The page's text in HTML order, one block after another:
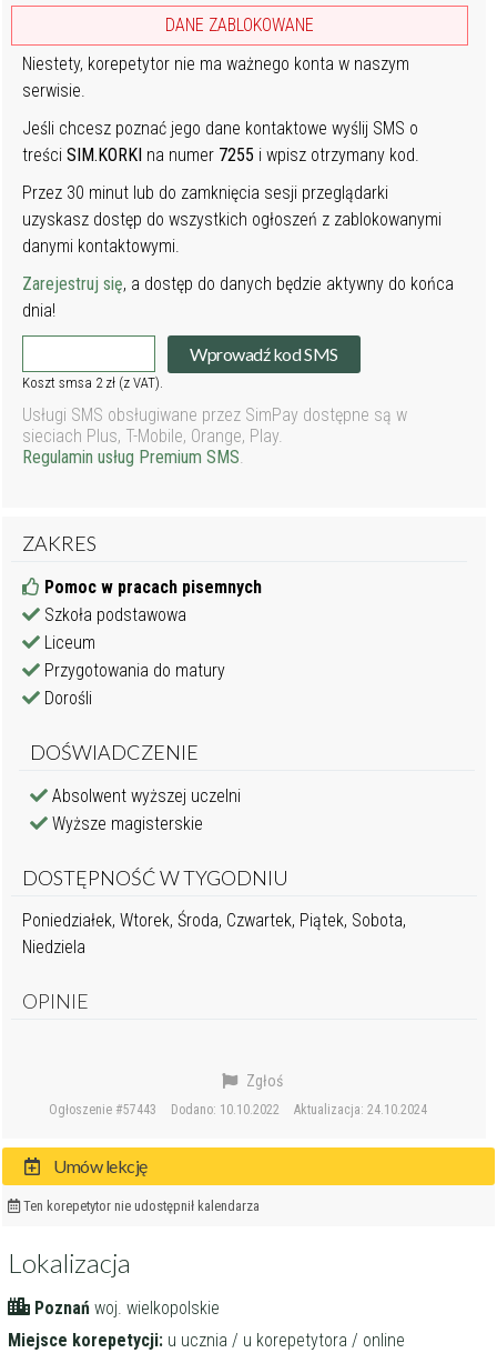
DANE ZABLOKOWANE
Niestety, korepetytor nie ma ważnego konta w naszym
serwisie.
Jeśli chcesz poznać jego dane kontaktowe wyślij SMS o
treściSIM.KORKI na numer 7255 i wpisz otrzymany kod.
Przez 30 minut lub do zamknięcia sesji przeglądarki
uzyskasz dostęp do wszystkich ogłoszeń z zablokowanymi
danymi kontaktowymi.
Zarejestruj się, a dostęp do danych będzie aktywny do końca
dnia!
Wprowadź kod SMS
Koszt smsa 2 zł (z VAT).
Usługi SMS obsługiwane przez SimPay dostępne są w
sieciach Plus, T-Mobile, Orange, Play.
Regulamin usług Premium SMS.
ZAKRES
Pomoc w pracach pisemnych
Szkoła podstawowa
Liceum
Przygotowania do matury
Dorośli
DOŚWIADCZENIE
Absolwent wyższej uczelni
Wyższe magisterskie
DOSTĘPNOŚĆ W TYGODNIU
Poniedziałek, Wtorek, Środa, Czwartek, Piątek, Sobota,
Niedziela
OPINIE
Ogłoszenie #57443 Dodano: 10.10.2022 Aktualizacja: 24.10.2024
Zgłoś
Umów lekcję
Ten korepetytor nie udostępnił kalendarza
Lokalizacja
Poznań woj. wielkopolskie
Miejsce korepetycji: u ucznia / u korepetytora / online